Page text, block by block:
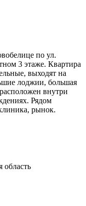
по ул.
3 этаже. Квартира
выходят на
лоджии, большая
внутри
Рядом
рынок.
область